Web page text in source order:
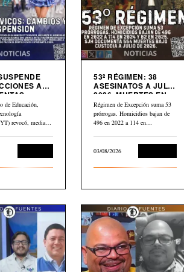
A
de Educación,
revocó, mediante
53º RÉGIMEN: 38
ASESINATOS A JULIO
2026. MUERTES EN
CÁRCEL: “554”
Régimen de Excepción suma 53
prórrogas. Homicidios bajan de
496 en 2022 a 114 en…
03/08/2026